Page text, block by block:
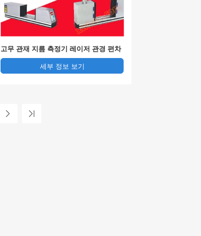
고무 관재 지름 측정기 레이저 관경 편차
기 금속 관경 편차기 스현 현물
세부 정보 보기